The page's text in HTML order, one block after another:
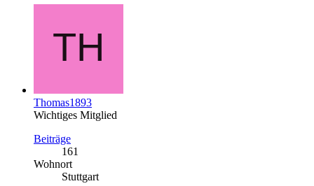
Thomas1893
Wichtiges Mitglied
Beiträge
161
Wohnort
Stuttgart